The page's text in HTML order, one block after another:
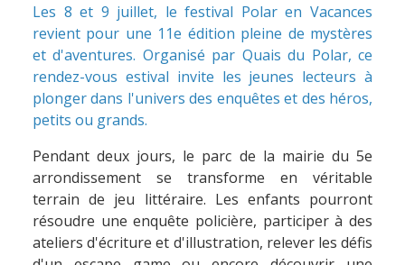
Les 8 et 9 juillet, le festival Polar en Vacances
revient pour une 11e édition pleine de mystères
et d'aventures. Organisé par Quais du Polar, ce
rendez-vous estival invite les jeunes lecteurs à
plonger dans l'univers des enquêtes et des héros,
petits ou grands.
Pendant deux jours, le parc de la mairie du 5e
arrondissement se transforme en véritable
terrain de jeu littéraire. Les enfants pourront
résoudre une enquête policière, participer à des
ateliers d'écriture et d'illustration, relever les défis